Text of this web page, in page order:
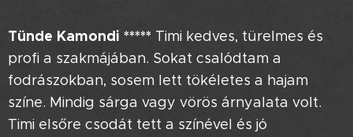
Tünde Kamondi ***** Timi kedves, türelmes és
profi a szakmájában. Sokat csalódtam a
fodrászokban, sosem lett tökéletes a hajam
színe. Mindig sárga vagy vörös árnyalata volt.
Timi elsőre csodát tett a színével és jó